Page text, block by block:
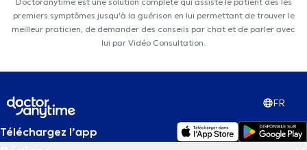
premiers symptômes jusqu'à la guérison en lui permettant de trouver le
meilleur praticien, de demander des conseils par chat et de parler avec
lui par Vidéo Consultation.
FR
Téléchargez l’app